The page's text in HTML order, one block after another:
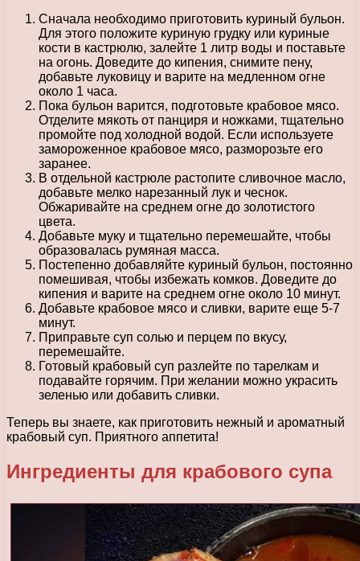
Сначала необходимо приготовить куриный бульон.
Для этого положите куриную грудку или куриные
кости в кастрюлю, залейте 1 литр воды и поставьте
на огонь. Доведите до кипения, снимите пену,
добавьте луковицу и варите на медленном огне
около 1 часа.
Пока бульон варится, подготовьте крабовое мясо.
Отделите мякоть от панциря и ножками, тщательно
промойте под холодной водой. Если используете
замороженное крабовое мясо, разморозьте его
заранее.
В отдельной кастрюле растопите сливочное масло,
добавьте мелко нарезанный лук и чеснок.
Обжаривайте на среднем огне до золотистого
цвета.
Добавьте муку и тщательно перемешайте, чтобы
образовалась румяная масса.
Постепенно добавляйте куриный бульон, постоянно
помешивая, чтобы избежать комков. Доведите до
кипения и варите на среднем огне около 10 минут.
Добавьте крабовое мясо и сливки, варите еще 5-7
минут.
Приправьте суп солью и перцем по вкусу,
перемешайте.
Готовый крабовый суп разлейте по тарелкам и
подавайте горячим. При желании можно украсить
зеленью или добавить сливки.
Теперь вы знаете, как приготовить нежный и ароматный
крабовый суп. Приятного аппетита!
Ингредиенты для крабового супа